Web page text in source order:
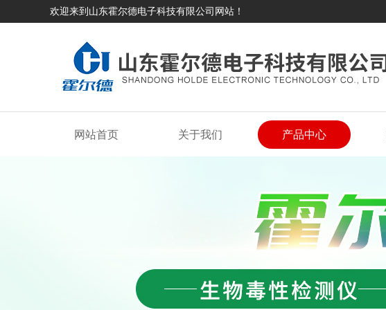
欢迎来到山东霍尔德电子科技有限公司网站！
网站首页 关于我们 产品中心